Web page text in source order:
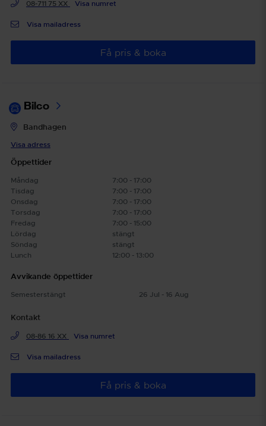
08-711 75 XX Visa numret
Visa mailadress
Få pris & boka
Bilco
Bandhagen
Visa adress
Öppettider
Måndag
7:00 - 17:00
Tisdag
7:00 - 17:00
Onsdag
7:00 - 17:00
Torsdag
7:00 - 17:00
Fredag
7:00 - 15:00
Lördag
stängt
Söndag
stängt
Lunch
12:00 - 13:00
Avvikande öppettider
Semesterstängt 26 Jul - 16 Aug
Kontakt
08-86 16 XX Visa numret
Visa mailadress
Få pris & boka